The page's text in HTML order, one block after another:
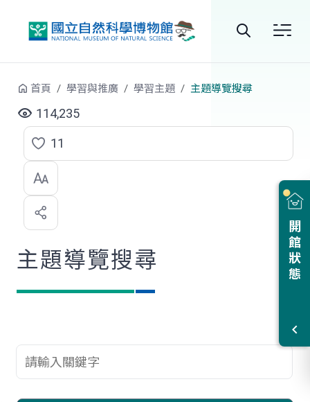
站
尋
開館狀態
首頁 學習與推廣 學習主題 主題導覽搜尋
114,235
點
選
喜
歡
11
主題導覽搜尋
查詢關鍵字